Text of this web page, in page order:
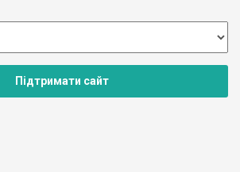
Підтримати сайт